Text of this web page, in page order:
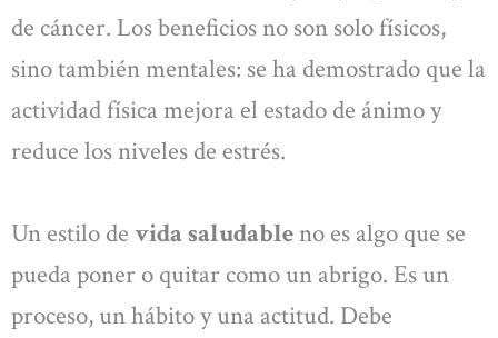
de cáncer. Los beneficios no son solo físicos,
sino también mentales: se ha demostrado que la
actividad física mejora el estado de ánimo y
reduce los niveles de estrés.
Un estilo de vida saludableno es algo que se
pueda poner o quitar como un abrigo. Es un
proceso, un hábito y una actitud. Debe